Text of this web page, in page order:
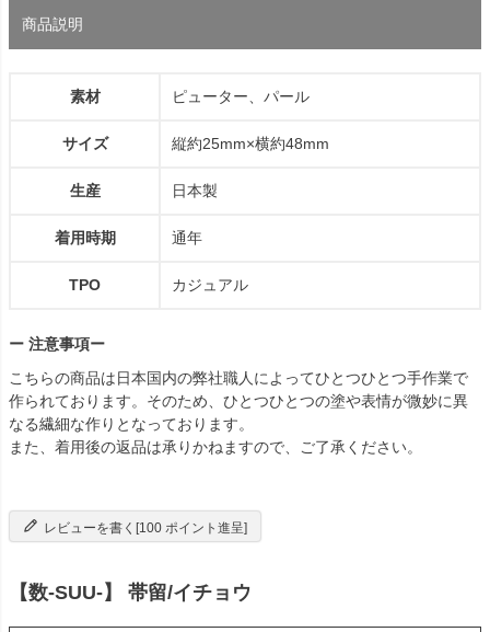
商品説明
素材 ピューター、パール
サイズ 縦約25mm×横約48mm
生産 日本製
着用時期 通年
TPO カジュアル
ー 注意事項ー
こちらの商品は日本国内の弊社職人によってひとつひとつ手作業で
作られております。そのため、ひとつひとつの塗や表情が微妙に異
なる繊細な作りとなっております。
また、着用後の返品は承りかねますので、ご了承ください。
レビューを書く[100 ポイント進呈]
【数-SUU-】 帯留/イチョウ